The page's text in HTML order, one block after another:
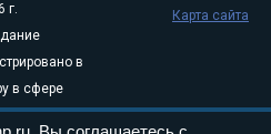
г.
в
в сфере
и
Карта сайта